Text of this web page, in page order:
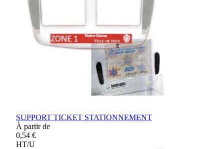
SUPPORT TICKET STATIONNEMENT
À partir de
0,54 €
HT/U